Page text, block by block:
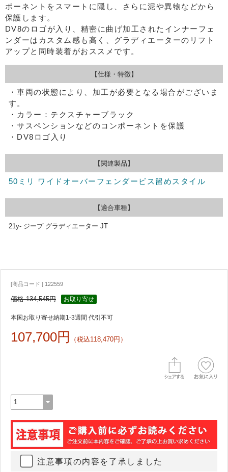
ポーネントをスマートに隠し、さらに泥や異物などから
保護します。
DV8のロゴが入り、精密に曲げ加工されたインナーフェ
ンダーはカスタム感も高く、グラディエーターのリフト
アップと同時装着がおススメです。
【仕様・特徴】
・車両の状態により、加工が必要となる場合がございま
す。
・カラー：テクスチャーブラック
・サスペンションなどのコンポーネントを保護
・DV8ロゴ入り
【関連製品】
50ミリ ワイドオーバーフェンダービス留めスタイル
【適合車種】
21y- ジープ グラディエーター JT
[商品コード ] 122559
価格 134,545円 お取り寄せ
本国お取り寄せ納期1-3週間 代引不可
107,700円 （税込118,470円）
注意事項の内容を了承しました